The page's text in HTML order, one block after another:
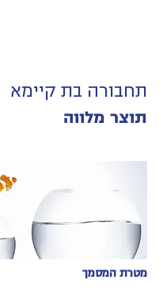
תחבורה בת קיימא
תוצר מלווה
מטרת המסמך